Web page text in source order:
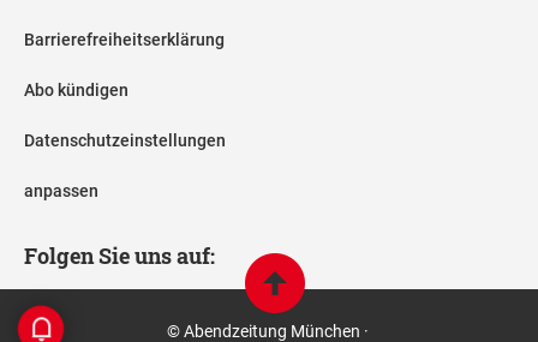
Barrierefreiheitserklärung
Abo kündigen
Datenschutzeinstellungen
anpassen
Folgen Sie uns auf:
© Abendzeitung München ·